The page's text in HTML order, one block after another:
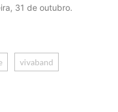
31 de outubro.
vivaband